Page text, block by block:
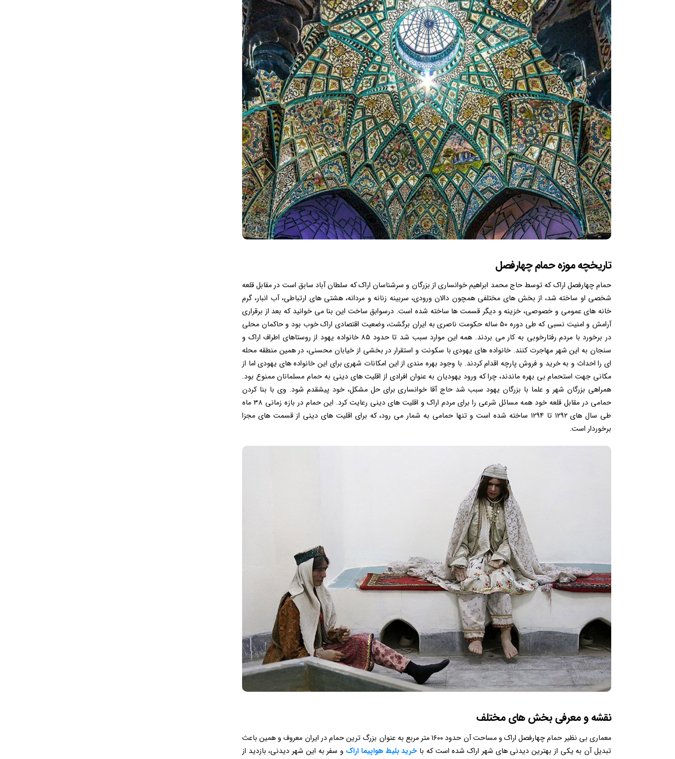
تاریخچه موزه حمام چهارفصل
حمام چهارفصل اراک که توسط حاج محمد ابراهیم خوانساری از بزرگان و سرشناسان اراک که سلطان آباد سابق است در مقابل قلعه
شخصی او ساخته شد، از بخش های مختلفی همچون دالان ورودی، سربینه زنانه و مردانه، هشتی های ارتباطی، آب انبار، گرم
خانه های عمومی و خصوصی، خزینه و دیگر قسمت ها ساخته شده است. درسوابق ساخت این بنا می خوانید که بعد از برقراری
آرامش و امنیت نسبی که طی دوره ۵۰ ساله حکومت ناصری به ایران برگشت، وضعیت اقتصادی اراک خوب بود و حاکمان محلی
در برخورد با مردم رفتارخوبی به کار می بردند. همه این موارد سبب شد تا حدود ۸۵ خانواده یهود از روستاهای اطراف اراک و
سنجان به این شهر مهاجرت کنند. خانواده های یهودی با سکونت و استقرار در بخشی از خیابان محسنی، در همین منطقه محله
ای را احداث و به خرید و فروش پارچه اقدام کردند. با وجود بهره مندی از این امکانات شهری برای این خانواده های یهودی اما از
مکانی جهت استحمام بی بهره ماندند، چرا که ورود یهودیان به عنوان افرادی از اقلیت های دینی به حمام مسلمانان ممنوع بود.
همراهی بزرگان شهر و علما با بزرگان یهود سبب شد حاج آقا خوانساری برای حل مشکل، خود پیشقدم شود. وی با بنا کردن
حمامی در مقابل قلعه خود همه مسائل شرعی را برای مردم اراک و اقلیت های دینی رعایت کرد. این حمام در بازه زمانی ۳۸ ماه
طی سال های ۱۲۹۲ تا ۱۲۹۴ ساخته شده است و تنها حمامی به شمار می رود، که برای اقلیت های دینی از قسمت های مجزا
برخوردار است.
نقشه و معرفی بخش های مختلف
معماری بی نظیر حمام چهارفصل اراک و مساحت آن حدود ۱۶۰۰ متر مربع به عنوان بزرگ ترین حمام در ایران معروف و همین باعث
تبدیل آن به یکی از بهترین دیدنی های شهر اراک شده است که با خرید بلیط هواپیما اراکو سفر به این شهر دیدنی، بازدید از